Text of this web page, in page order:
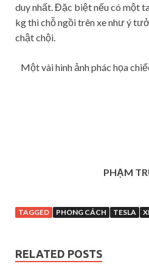
duy nhất. Đặc biệt nếu có một
kg thì chỗ ngồi trên xe như ý
chật chội.
Một vài hình ảnh phác họa
PHẠM
TAGGED PHONG CÁCH TESLA
RELATED POSTS